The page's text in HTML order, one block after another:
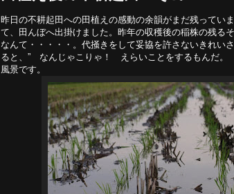
昨日の不耕起田への田植えの感動の余韻がまだ残ってい
て、田んぼへ出掛けました。昨年の収穫後の稲株の残る
なんて・・・・・。代掻きをして妥協を許さないきれい
ると、” なんじゃこりゃ！ えらいことをするもんだ
風景です。